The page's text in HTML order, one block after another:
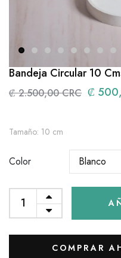
1 2 3 5 6 8
Bandeja Circular 10
₡ 2.500,00 CRC ₡
Tamaño: 10 cm
Color
COMPRAR